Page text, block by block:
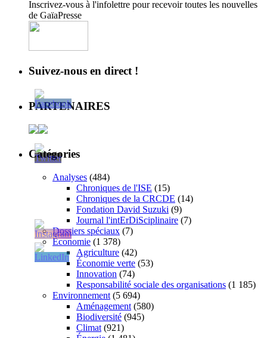
Inscrivez-vous à l'infolettre pour recevoir toutes les nouvelles
de GaïaPresse
Suivez-nous en direct !
PARTENAIRES
Catégories
Analyses (484)
Chroniques de l'ISE (15)
Chroniques de la CRCDE (14)
Fondation David Suzuki (9)
Journal l'intErDiSciplinaire (7)
Dossiers spéciaux (7)
Économie (1 378)
Agriculture (42)
Économie verte (53)
Innovation (74)
Responsabilité sociale des organisations (1 185)
Environnement (5 694)
Aménagement (580)
Biodiversité (945)
Climat (921)